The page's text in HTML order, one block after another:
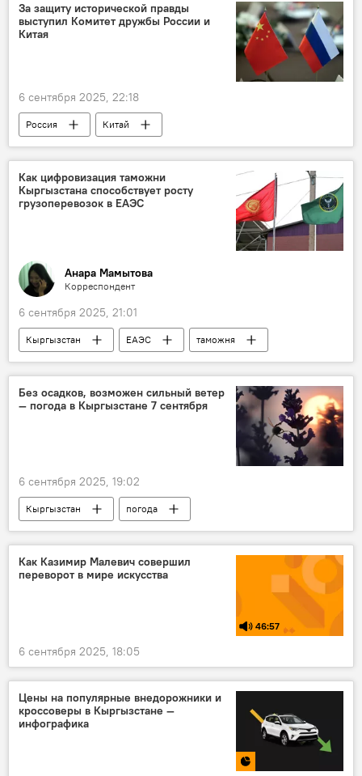
За защиту исторической правды
выступил Комитет дружбы России и
Китая
6 сентября 2025, 22:18
Россия
Китай
Восточный экономический форум
история
правда
защита
Как цифровизация таможни
Кыргызстана способствует росту
грузоперевозок в ЕАЭС
Анара Мамытова
Корреспондент
6 сентября 2025, 21:01
Кыргызстан ЕАЭС
таможня
Государственная таможенная служба
цифровизация
грузоперевозки
рост
Без осадков, возможен сильный ветер
— погода в Кыргызстане 7 сентября
6 сентября 2025, 19:02
Кыргызстан
погода
прогноз погоды
Прогноз погоды по Кыргызстану
погода в Кыргызстане
Как Казимир Малевич совершил
переворот в мире искусства
46:57
6 сентября 2025, 18:05
Цены на популярные внедорожники и
кроссоверы в Кыргызстане —
инфографика